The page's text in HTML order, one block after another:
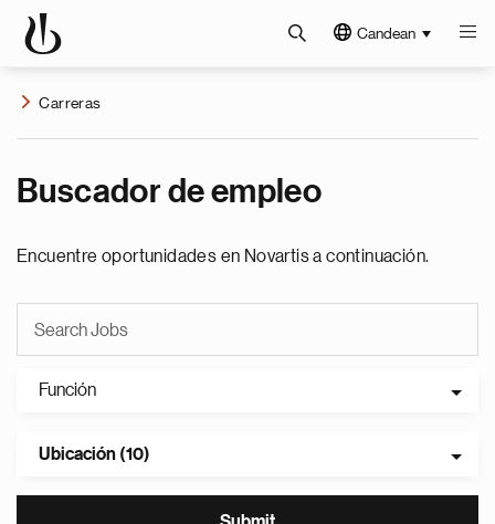
Candean
Carreras
Buscador de empleo
Encuentre oportunidades en Novartis a continuación.
Función
Ubicación (10)